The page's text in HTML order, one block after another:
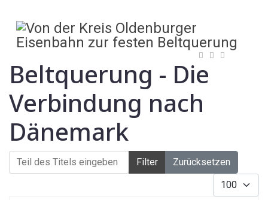
Beltquerung - Die
Verbindung nach
Dänemark
Teil des Titels eingeben
Filter Zurücksetzen
Anzeige #